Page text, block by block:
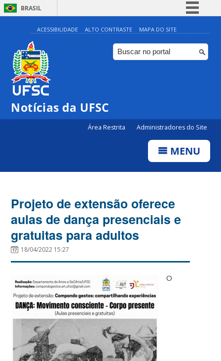
BRASIL
Simplifique!
Comunica BR
Participe
ACESSIBILIDADE ALTO CONTRASTE MAPA DO SITE
Notícias da UFSC
Área Restrita Administradores do Site
MENU
Projeto de extensão oferece
aulas de dança presenciais e
gratuitas para adultos
18/04/2022 15:27
O